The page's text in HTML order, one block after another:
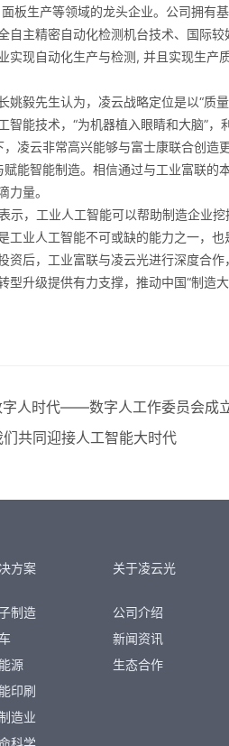
板生产等领域的龙头企业。公司拥有
自主精密自动化检测机台技术、国际
实现自动化生产与检测, 并且实现生产
毅先生认为，凌云战略定位是以“质
智能技术，“为机器植入眼睛和大脑”
凌云非常高兴能够与富士康联合创
能智能制造。相信通过与工业富联
力量。
，工业人工智能可以帮助制造企业挖
工业人工智能不可或缺的能力之一，
资后，工业富联与凌云光进行深度合
升级提供有力支撑，推动中国“制造大
字人时代——数字人工作委员会成
共同迎接人工智能大时代
方案
制造
源
印刷
造业
科学
关于凌云光
公司介绍
新闻资讯
生态合作